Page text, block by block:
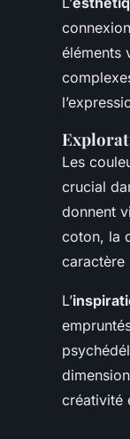
éléments
Les
crucial
donnent
coton, la
caractère
L’
créativité